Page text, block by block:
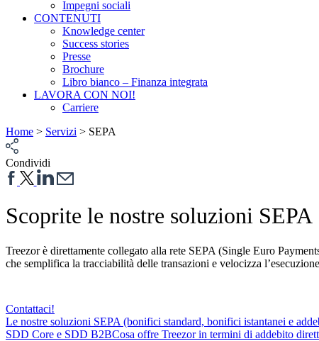
Impegni sociali
CONTENUTI
Knowledge center
Success stories
Presse
Brochure
Libro bianco – Finanza integrata
LAVORA CON NOI!
Carriere
Home > Servizi > SEPA
Condividi
Scoprite le nostre soluzioni SEPA
Treezor è direttamente collegato alla rete SEPA (Single Euro
che semplifica la tracciabilità delle transazioni e velocizza
Contattaci!
Le nostre soluzioni SEPA (bonifici standard, bonifici istantanei e
SDD Core e SDD B2BCosa offre Treezor in termini di addebito